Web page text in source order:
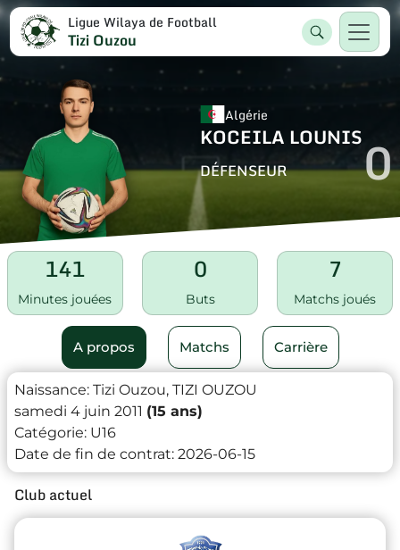
Ligue Wilaya de Football
Tizi Ouzou
Algérie
KOCEILA LOUNIS
DÉFENSEUR 0
141
Minutes jouées
0
Buts
7
Matchs joués
A propos Matchs Carrière
Naissance: Tizi Ouzou, TIZI OUZOU
samedi 4 juin 2011 (15 ans)
Catégorie: U16
Date de fin de contrat: 2026-06-15
Club actuel